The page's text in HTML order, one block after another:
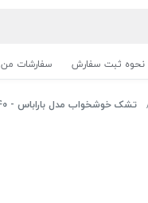
نحوه ثبت سفارش سفارشات من
تشک خوشخواب مدل باراباس - 140×200 دونفره